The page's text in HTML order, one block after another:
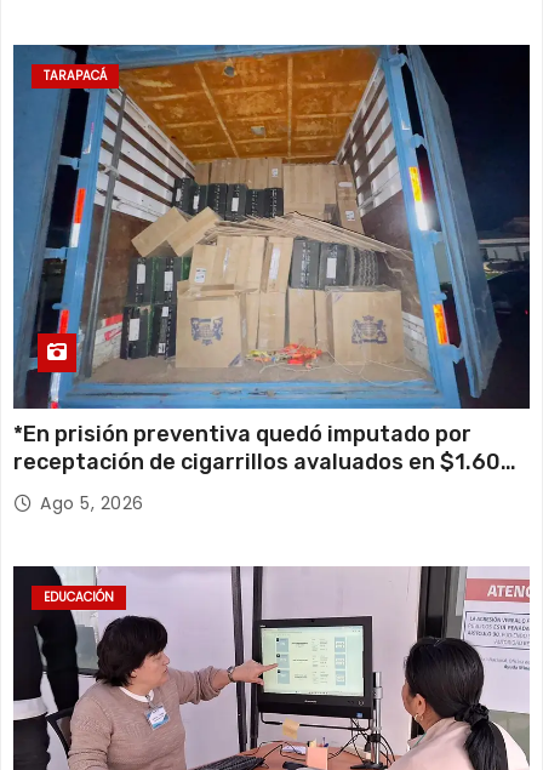
TARAPACÁ
*En prisión preventiva quedó imputado por
receptación de cigarrillos avaluados en $1.600
millones*
Ago 5, 2026
EDUCACIÓN